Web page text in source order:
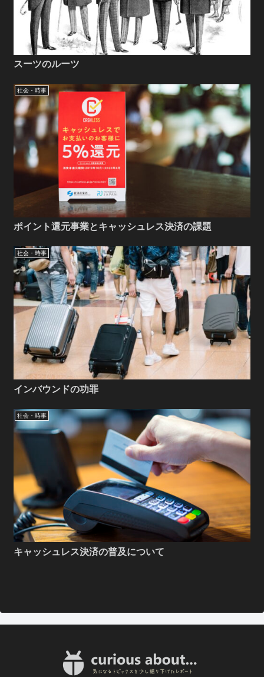
スーツのルーツ
社会・時事
ポイント還元事業とキャッシュレス決済の課題
社会・時事
インバウンドの功罪
社会・時事
キャッシュレス決済の普及について